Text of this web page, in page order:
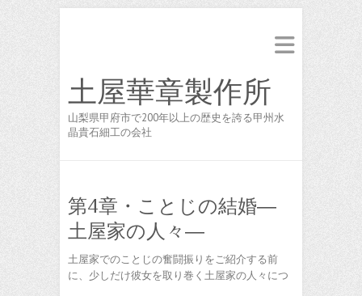
土屋華章製作所
山梨県甲府市で200年以上の歴史を誇る甲州水
晶貴石細工の会社
第4章・ことじの結婚―
土屋家の人々―
土屋家でのことじの奮闘振りをご紹介する前
に、少しだけ彼女を取り巻く土屋家の人々につ